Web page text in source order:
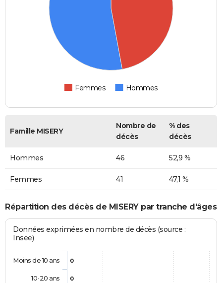
Femmes Hommes
Famille MISERY
Nombre de
décès
% des
décès
Hommes 46 52,9 %
Femmes 41 47,1 %
Répartition des décès de MISERY par tranche d'âges
Données exprimées en nombre de décès (source :
Insee)
0
0
Moins de 10 ans
10-20 ans